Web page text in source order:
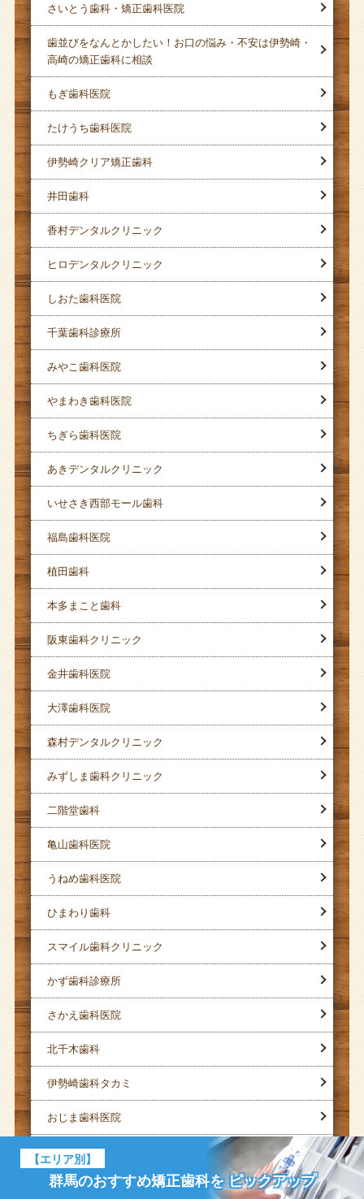
【エリア別】
群馬のおすすめ矯正歯科を ピックアップ
さいとう歯科・矯正歯科医院
歯並びをなんとかしたい！お口の悩み・不安は伊勢崎・
高崎の矯正歯科に相談
もぎ歯科医院
たけうち歯科医院
伊勢崎クリア矯正歯科
井田歯科
香村デンタルクリニック
ヒロデンタルクリニック
しおた歯科医院
千葉歯科診療所
みやこ歯科医院
やまわき歯科医院
ちぎら歯科医院
あきデンタルクリニック
いせさき西部モール歯科
福島歯科医院
植田歯科
本多まこと歯科
阪東歯科クリニック
金井歯科医院
大澤歯科医院
森村デンタルクリニック
みずしま歯科クリニック
二階堂歯科
亀山歯科医院
うねめ歯科医院
ひまわり歯科
スマイル歯科クリニック
かず歯科診療所
さかえ歯科医院
北千木歯科
伊勢崎歯科タカミ
おじま歯科医院
こまつデンタルクリニック
ブルーパールデンタルクリニック